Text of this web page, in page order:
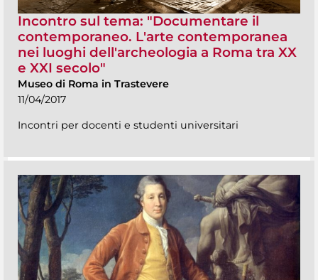
Incontro sul tema: "Documentare il
contemporaneo. L'arte contemporanea
nei luoghi dell'archeologia a Roma tra XX
e XXI secolo"
Museo di Roma in Trastevere
11/04/2017
Incontri per docenti e studenti universitari